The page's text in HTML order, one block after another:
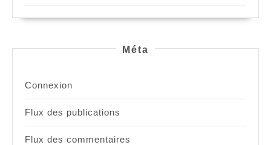
Méta
Connexion
Flux des publications
Flux des commentaires